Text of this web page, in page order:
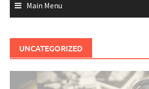
Main Menu
UNCATEGORIZED